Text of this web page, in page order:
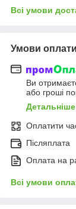
Всі умови
Умови оплати
Ви
або гроші
Детальніше
Оплатити
Післяплата
Оплата на
Всі умови